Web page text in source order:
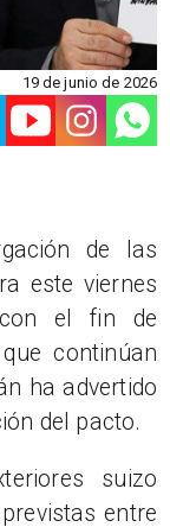
19 de junio de 2026
de las
este viernes
el fin de
continúan
ha advertido
del pacto.
suizo
entre